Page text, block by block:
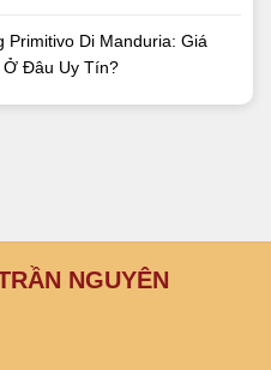
Primitivo Di Manduria: Giá
Ở Đâu Uy Tín?
NGUYÊN